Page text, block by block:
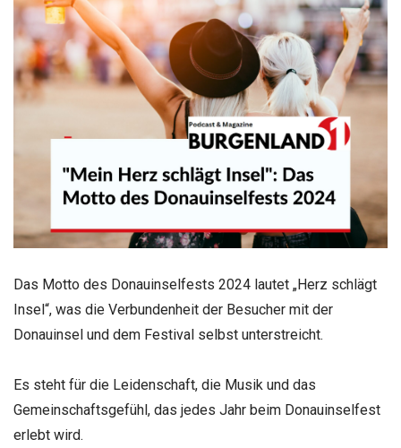
Das Motto des Donauinselfests 2024 lautet „Herz schlägt
Insel“, was die Verbundenheit der Besucher mit der
Donauinsel und dem Festival selbst unterstreicht.
Es steht für die Leidenschaft, die Musik und das
Gemeinschaftsgefühl, das jedes Jahr beim Donauinselfest
erlebt wird.